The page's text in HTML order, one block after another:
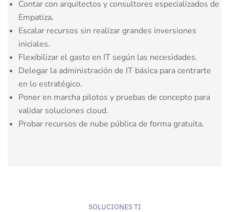
Contar con arquitectos y consultores especializados de
Empatiza.
Escalar recursos sin realizar grandes inversiones
iniciales.
Flexibilizar el gasto en IT según las necesidades.
Delegar la administración de IT básica para centrarte
en lo estratégico.
Poner en marcha pilotos y pruebas de concepto para
validar soluciones cloud.
Probar recursos de nube pública de forma gratuita.
SOLUCIONES TI